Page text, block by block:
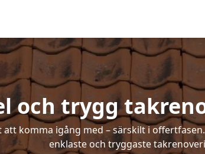
och trygg
komma igång med – särskilt i
enklaste och tryggaste